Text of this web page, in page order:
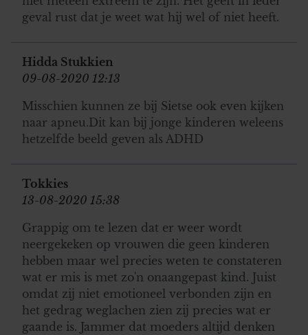
geval rust dat je weet wat hij wel of niet heeft.
Hidda Stukkien
09-08-2020 12:13
Misschien kunnen ze bij Sietse ook even kijken
naar apneu.Dit kan bij jonge kinderen weleens
hetzelfde beeld geven als ADHD
Tokkies
13-08-2020 15:38
Grappig om te lezen dat er weer wordt
neergekeken op vrouwen die geen kinderen
hebben maar wel precies weten te constateren
wat er mis is met zo'n onaangepast kind. Juist
omdat zij niet emotioneel verbonden zijn en
het gedrag weglachen zien zij precies wat er
gaande is. Jammer dat moeders altijd denken